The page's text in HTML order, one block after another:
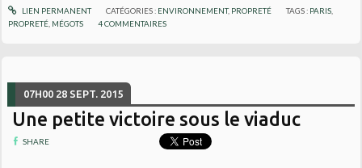
LIEN PERMANENT CATÉGORIES : ENVIRONNEMENT, PROPRETÉ TAGS : PARIS
PROPRETÉ MÉGOTS 4COMMENTAIRES
07H00 28 SEPT. 2015
Une petite victoire sous le viaduc
SHARE